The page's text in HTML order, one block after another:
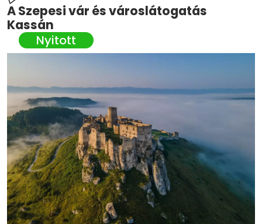
A Szepesi vár és városlátogatás
Kassán